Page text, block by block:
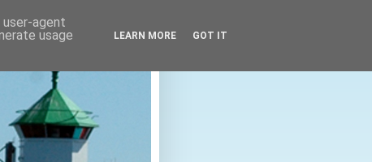
agent
usage
LEARN MORE GOT IT